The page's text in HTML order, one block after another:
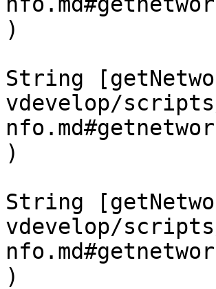
)
String
vdevelop/
)
String
vdevelop/
)